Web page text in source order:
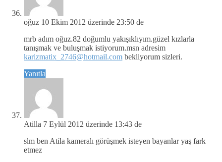
oğuz 10 Ekim 2012 üzerinde 23:50 de
mrb adım oğuz.82 doğumlu yakışıklıyım.güzel kızlarla
tanışmak ve buluşmak istiyorum.msn adresim
karizmatix_2746@hotmail.com bekliyorum sizleri.
Yanıtla
Atilla 7 Eylül 2012 üzerinde 13:43 de
slm ben Atila kameralı görüşmek isteyen bayanlar yaş fark
etmez